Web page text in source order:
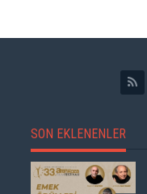
SON EKLENENLER